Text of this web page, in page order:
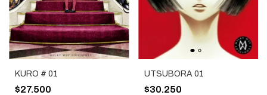
KURO # 01
$27.500
UTSUBORA 01
$30.250